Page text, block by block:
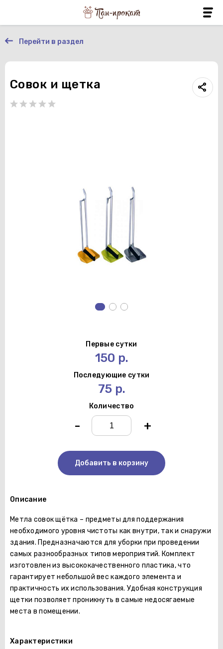
Перейти в раздел
Совок и щетка
Первые сутки
150 р.
Последующие сутки
75 р.
Количество
- +
Добавить в корзину
Описание
Метла совок щётка – предметы для поддержания
необходимого уровня чистоты как внутри, так и снаружи
здания. Предназначаются для уборки при проведении
самых разнообразных типов мероприятий. Комплект
изготовлен из высококачественного пластика, что
гарантирует небольшой вес каждого элемента и
практичность их использования. Удобная конструкция
щетки позволяет проникнуть в самые недосягаемые
места в помещении.
Характеристики